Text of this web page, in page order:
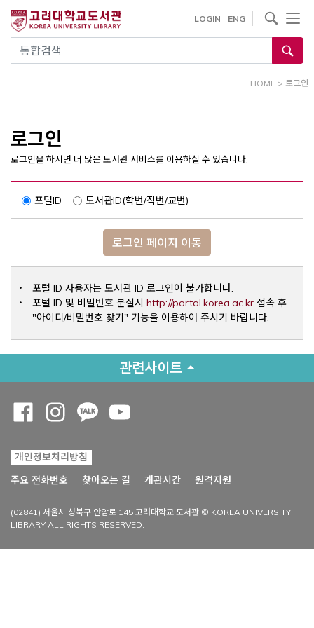
건
통합검색
LOGIN ENG
사이트내 검색
HOME > 로그인
로그인
로그인을 하시면 더 많은 도서관 서비스를 이용하실 수 있습니다.
포털ID 도서관ID(학번/직번/교번)
로그인 페이지 이동
포털 ID 사용자는 도서관 ID 로그인이 불가합니다.
포털 ID 및 비밀번호 분실시 http://portal.korea.ac.krOpens a
접속 후
"아이디/비밀번호 찾기" 기능을 이용하여 주시기 바랍니다.
관련사이트
개인정보처리방침
주요 전화번호
찾아오는 길 개관시간 원격지원
(02841) 서울시 성북구 안암로 145 고려대학교 도서관 © KOREA UNIVERSITY
LIBRARY ALL RIGHTS RESERVED.
Opens a new window
Opens a new window
Opens a new window